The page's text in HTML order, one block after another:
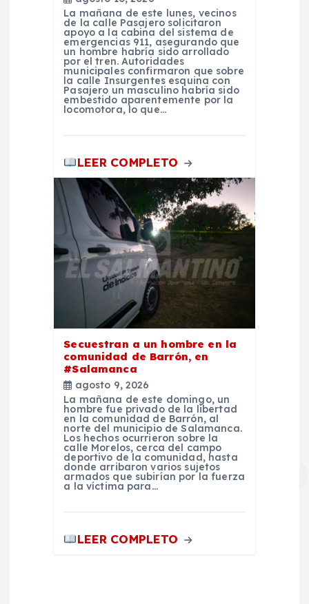
La mañana de este lunes, vecinos
de la calle Pasajero solicitaron
apoyo a la cabina del sistema de
emergencias 911, asegurando que
un hombre habría sido arrollado
por el tren. Autoridades
municipales confirmaron que sobre
la calle Insurgentes esquina con
Pasajero un masculino habría sido
embestido aparentemente por la
locomotora, lo que…
LEER COMPLETO
Secuestran a un hombre en la
comunidad de Barrón, en
#Salamanca
agosto 9, 2026
La mañana de este domingo, un
hombre fue privado de la libertad
en la comunidad de Barrón, al
norte del municipio de Salamanca.
Los hechos ocurrieron sobre la
calle Morelos, cerca del campo
deportivo de la comunidad, hasta
donde arribaron varios sujetos
armados que subirían por la fuerza
a la víctima para…
LEER COMPLETO